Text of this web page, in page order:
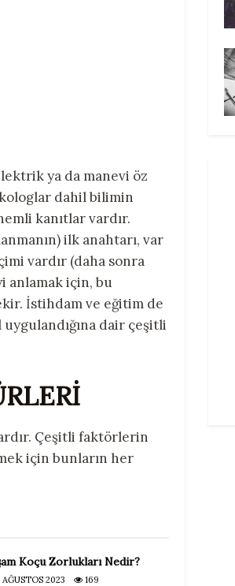
ya da manevi öz
dahil bilimin
kanıtlar vardır.
ilk anahtarı, var
vardır (daha sonra
anlamak için, bu
İstihdam ve eğitim de
dair çeşitli
Çeşitli faktörlerin
için bunların her
Koçu Zorlukları Nedir?
AĞUSTOS 2023 169